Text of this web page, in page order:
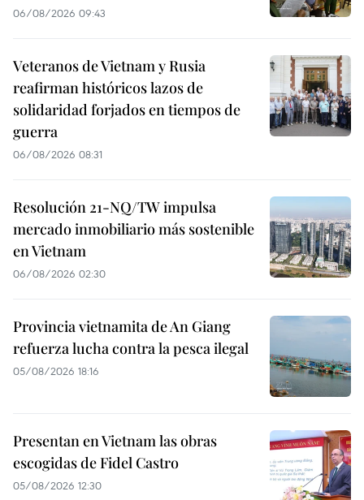
06/08/2026 09:43
Veteranos de Vietnam y Rusia
reafirman históricos lazos de
solidaridad forjados en tiempos de
guerra
06/08/2026 08:31
Resolución 21-NQ/TW impulsa
mercado inmobiliario más sostenible
en Vietnam
06/08/2026 02:30
Provincia vietnamita de An Giang
refuerza lucha contra la pesca ilegal
05/08/2026 18:16
Presentan en Vietnam las obras
escogidas de Fidel Castro
05/08/2026 12:30